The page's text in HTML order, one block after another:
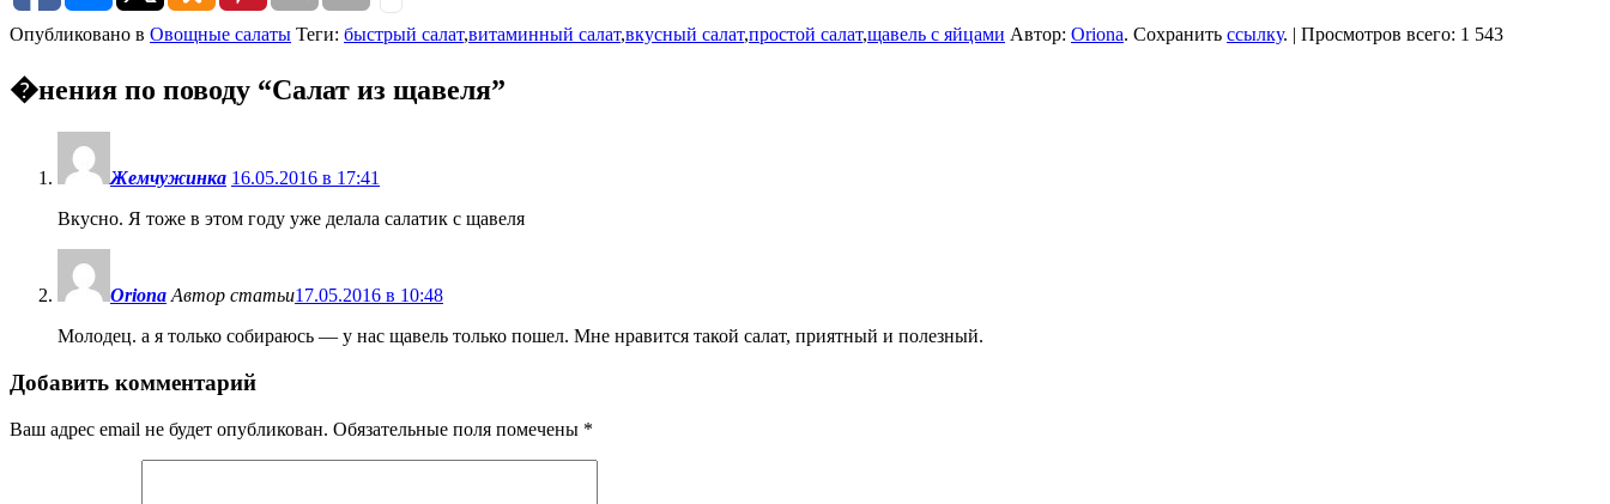
Опубликовано в Овощные салаты Теги: быстрый салат,витаминный салат,вкусный салат,простой салат,щавель с яйцами Автор: Oriona. Сохранить ссылку. | Просмотров всего: 1 543
�нения по поводу “Салат из щавеля”
Жемчужинка 16.05.2016 в 17:41
Вкусно. Я тоже в этом году уже делала салатик с щавеля
Oriona Автор статьи17.05.2016 в 10:48
Молодец. а я только собираюсь — у нас щавель только пошел. Мне нравится такой салат, приятный и полезный.
Добавить комментарий
Ваш адрес email не будет опубликован. Обязательные поля помечены *